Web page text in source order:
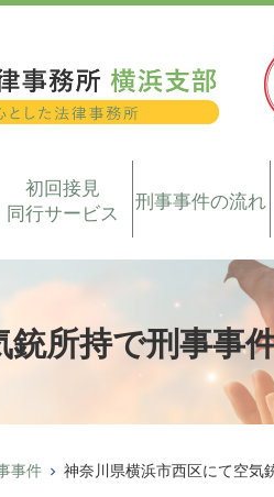
初回接見
同行サービス
刑事事件の流れ
所持で刑事事
事件 神奈川県横浜市西区にて空気